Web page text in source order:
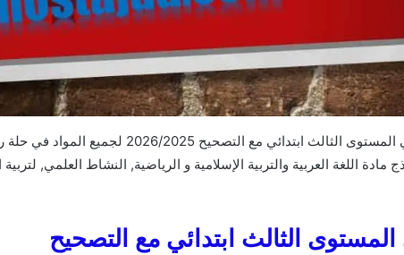
مادة اللغة العربية والتربية الإسلامية و الرياضية, النشاط العلمي,
الثالث ابتدائي مع التصحيح